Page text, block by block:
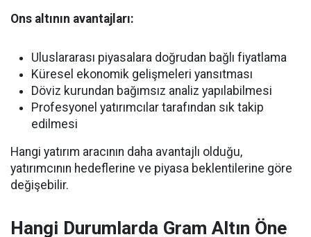
Ons altının avantajları:
Uluslararası piyasalara doğrudan bağlı fiyatlama
Küresel ekonomik gelişmeleri yansıtması
Döviz kurundan bağımsız analiz yapılabilmesi
Profesyonel yatırımcılar tarafından sık takip
edilmesi
Hangi yatırım aracının daha avantajlı olduğu,
yatırımcının hedeflerine ve piyasa beklentilerine göre
değişebilir.
Hangi Durumlarda Gram Altın Öne